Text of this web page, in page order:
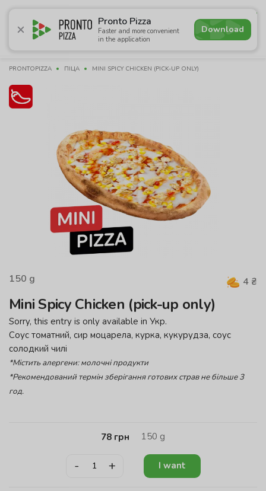
Pronto Pizza
Faster and more convenient
in the application
Download
4.6
Promotions Pizza Sushi Lavash Сombo
PRONTOPIZZA ПІЦА MINI SPICY CHICKEN (PICK-UP ONLY)
150 g 4 ₴
Mini Spicy Chicken (pick-up only)
Sorry, this entry is only available in Укр.
Соус томатний, сир моцарела, курка, кукурудза, соус
солодкий чилі
*Містить алергени: молочні продукти
*Рекомендований термін зберігання готових страв не більше 3
год.
78 грн 150 g
- + I want